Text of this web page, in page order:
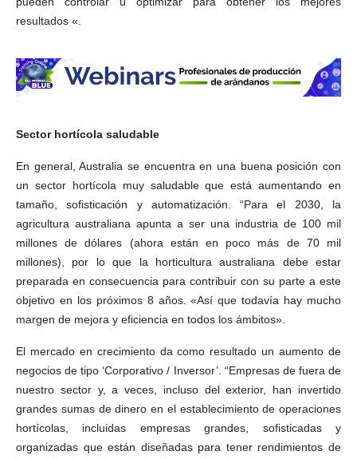
resultados «.
Sector hortícola saludable
En general, Australia se encuentra en una buena posición con
un sector hortícola muy saludable que está aumentando en
tamaño, sofisticación y automatización. “Para el 2030, la
agricultura australiana apunta a ser una industria de 100 mil
millones de dólares (ahora están en poco más de 70 mil
millones), por lo que la horticultura australiana debe estar
preparada en consecuencia para contribuir con su parte a este
objetivo en los próximos 8 años. «Así que todavía hay mucho
margen de mejora y eficiencia en todos los ámbitos».
El mercado en crecimiento da como resultado un aumento de
negocios de tipo ‘Corporativo / Inversor’. “Empresas de fuera de
nuestro sector y, a veces, incluso del exterior, han invertido
grandes sumas de dinero en el establecimiento de operaciones
hortícolas, incluidas empresas grandes, sofisticadas y
organizadas que están diseñadas para tener rendimientos de